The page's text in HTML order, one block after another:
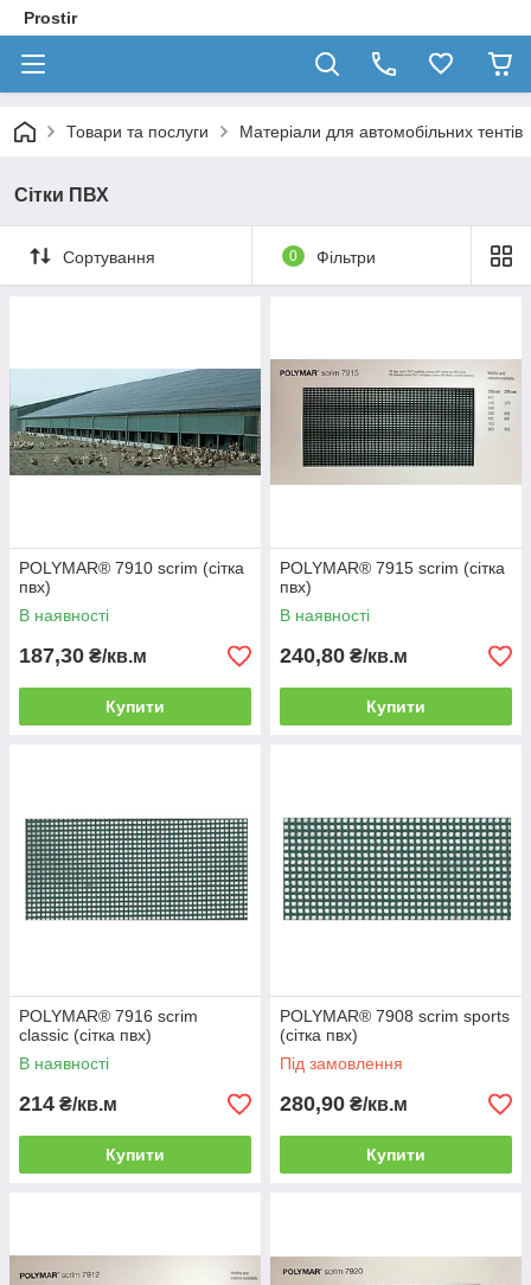
Prostir
Товари та послуги Матеріали для автомобільних тентів
Сітки ПВХ
Сортування 0 Фільтри
POLYMAR® 7910 scrim (сітка
пвх)
В наявності
187,30 ₴/кв.м
Купити
POLYMAR® 7915 scrim (сітка
пвх)
В наявності
240,80 ₴/кв.м
Купити
POLYMAR® 7916 scrim
classic (сітка пвх)
В наявності
214 ₴/кв.м
Купити
POLYMAR® 7908 scrim sports
(сітка пвх)
Під замовлення
280,90 ₴/кв.м
Купити